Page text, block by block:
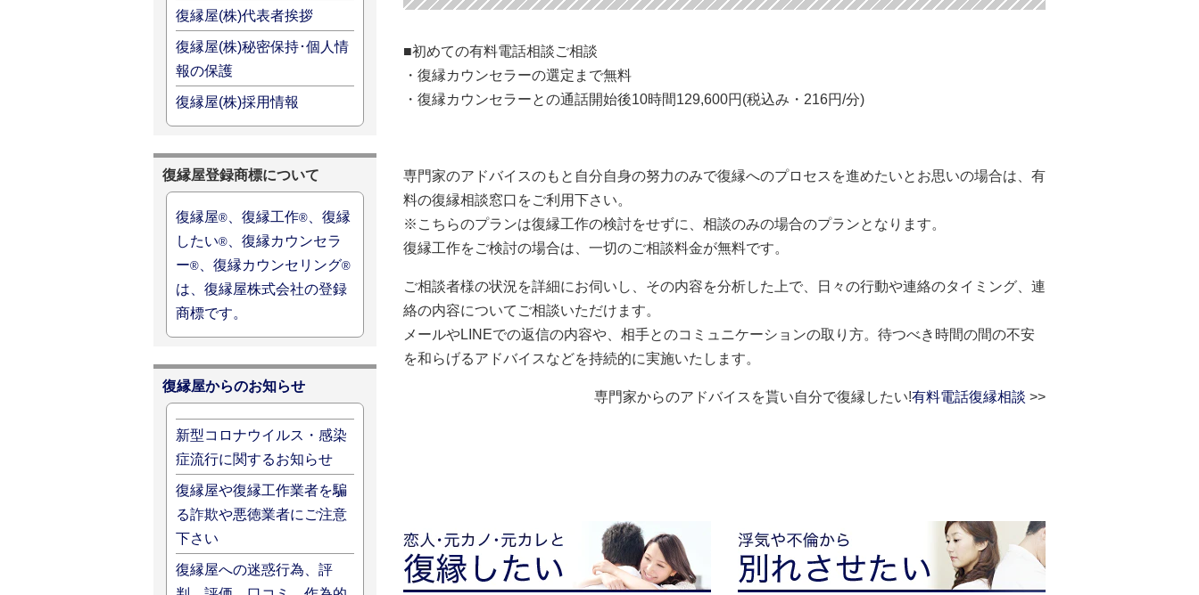
■初めての有料電話相談ご相談
・復縁カウンセラーの選定まで無料
・復縁カウンセラーとの通話開始後10時間129,600円(税込み・216円/分)
専門家のアドバイスのもと自分自身の努力のみで復縁へのプロセスを進めたいとお思いの場合は、有
料の復縁相談窓口をご利用下さい。
※こちらのプランは復縁工作の検討をせずに、相談のみの場合のプランとなります。
復縁工作をご検討の場合は、一切のご相談料金が無料です。
ご相談者様の状況を詳細にお伺いし、その内容を分析した上で、日々の行動や連絡のタイミング、連
絡の内容についてご相談いただけます。
メールやLINEでの返信の内容や、相手とのコミュニケーションの取り方。待つべき時間の間の不安
を和らげるアドバイスなどを持続的に実施いたします。
専門家からのアドバイスを貰い自分で復縁したい!有料電話復縁相談 >>
復縁屋(株)代表者挨拶
復縁屋(株)秘密保持･個人情
報の保護
復縁屋(株)採用情報
復縁屋登録商標について
復縁屋® 、復縁工作® 、復縁
したい® 、復縁カウンセラ
ー® 、復縁カウンセリング®
は、復縁屋株式会社の登録
商標です。
復縁屋からのお知らせ
新型コロナウイルス・感染
症流行に関するお知らせ
復縁屋や復縁工作業者を騙
る詐欺や悪徳業者にご注意
下さい
復縁屋への迷惑行為、評